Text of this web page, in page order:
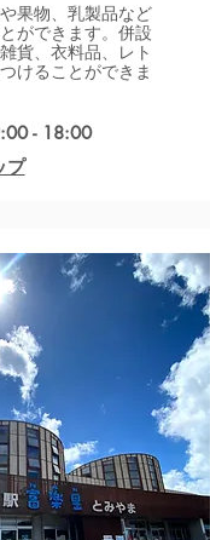
果物、乳製品など
ができます。併設
貨、衣料品、レト
けることができま
- 18:00
プ